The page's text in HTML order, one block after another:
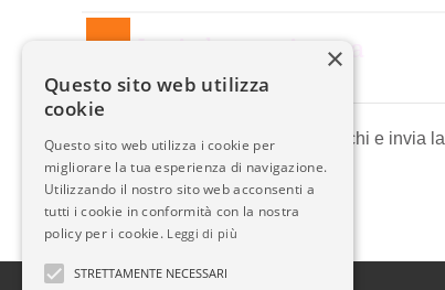
Invia la tua ricerca
all'agenzia
Descrivi l'immobile che cerchi e invia la
ricerca all'agenzia.
×
Questo sito web utilizza
cookie
Questo sito web utilizza i cookie per
migliorare la tua esperienza di navigazione.
Utilizzando il nostro sito web acconsenti a
tutti i cookie in conformità con la nostra
policy per i cookie. Leggi di più
STRETTAMENTE NECESSARI